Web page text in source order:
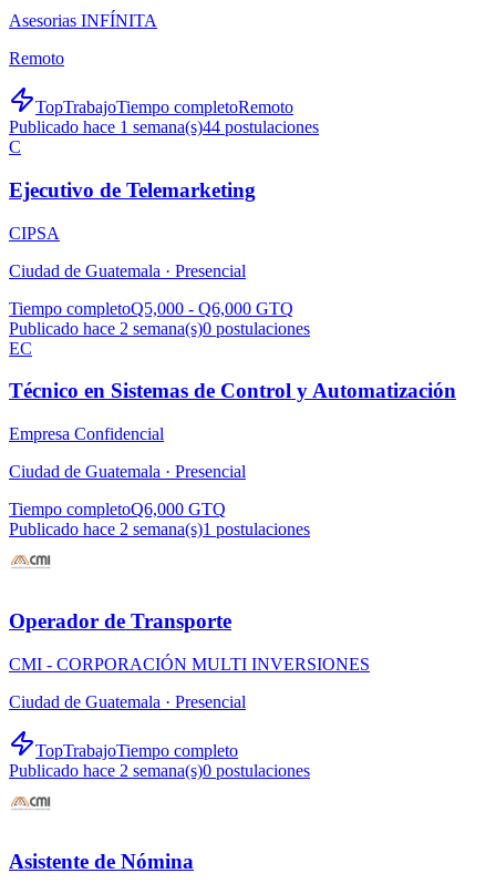
Asesorias INFÍNITA
Remoto
TopTrabajoTiempo completoRemoto
Publicado hace 1 semana(s)44 postulaciones
C
Ejecutivo de Telemarketing
CIPSA
Ciudad de Guatemala · Presencial
Tiempo completoQ5,000 - Q6,000 GTQ
Publicado hace 2 semana(s)0 postulaciones
EC
Técnico en Sistemas de Control y Automatización
Empresa Confidencial
Ciudad de Guatemala · Presencial
Tiempo completoQ6,000 GTQ
Publicado hace 2 semana(s)1 postulaciones
Operador de Transporte
CMI - CORPORACIÓN MULTI INVERSIONES
Ciudad de Guatemala · Presencial
TopTrabajoTiempo completo
Publicado hace 2 semana(s)0 postulaciones
Asistente de Nómina